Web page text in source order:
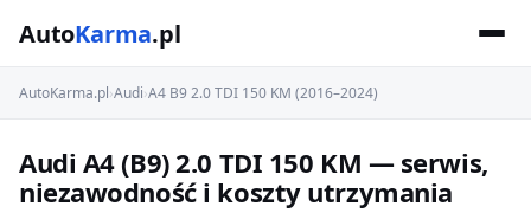
AutoKarma.pl
AutoKarma.pl›Audi›A4 B9 2.0 TDI 150 KM (2016–2024)
Audi A4 (B9) 2.0 TDI 150 KM — serwis,
niezawodność i koszty utrzymania